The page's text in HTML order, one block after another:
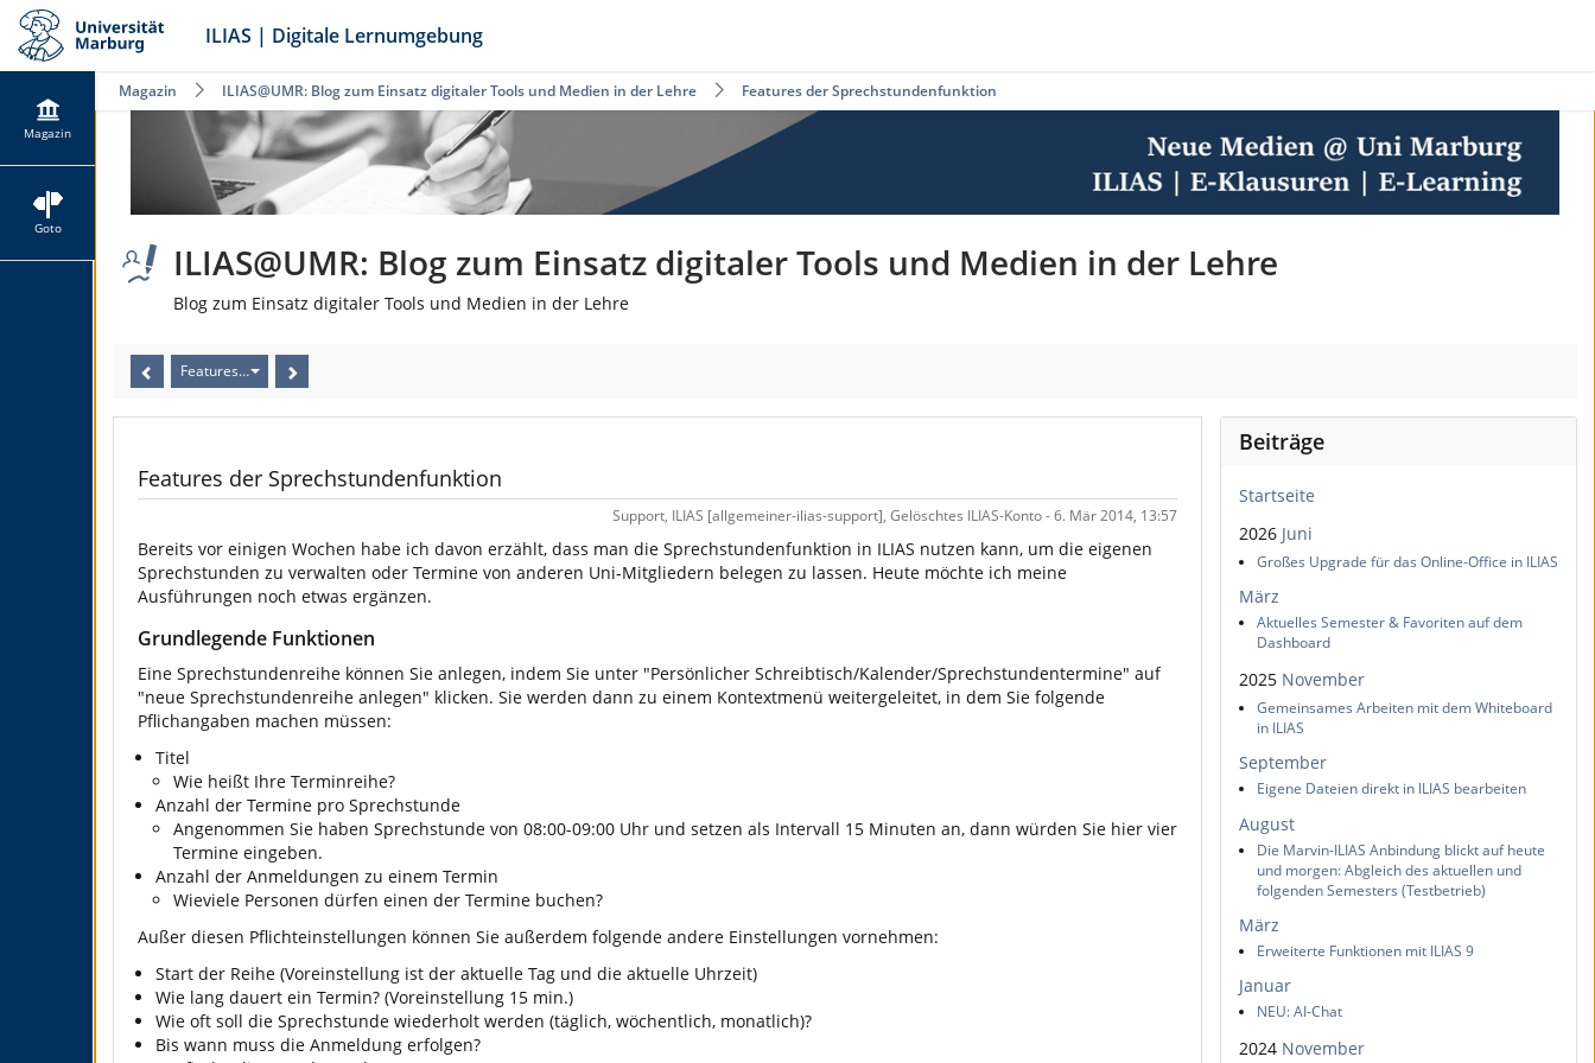
ILIAS | Digitale Lernumgebung
Magazin
Goto
Magazin ILIAS@UMR: Blog zum Einsatz digitaler Tools und Medien in der Lehre Features der Sprechstundenfunktion
ILIAS@UMR: Blog zum Einsatz digitaler Tools und Medien in der Lehre
Blog zum Einsatz digitaler Tools und Medien in der Lehre
Features der Sprechstundenfunktion
Features der Sprechstundenfunktion
Support, ILIAS [allgemeiner-ilias-support], Gelöschtes ILIAS-Konto - 6. Mär 2014, 13:57
Bereits vor einigen Wochen habe ich davon erzählt, dass man die Sprechstundenfunktion in ILIAS nutzen kann, um die eigenen
Sprechstunden zu verwalten oder Termine von anderen Uni-Mitgliedern belegen zu lassen. Heute möchte ich meine
Ausführungen noch etwas ergänzen.
Grundlegende Funktionen
Eine Sprechstundenreihe können Sie anlegen, indem Sie unter "Persönlicher Schreibtisch/Kalender/Sprechstundentermine" auf
"neue Sprechstundenreihe anlegen" klicken. Sie werden dann zu einem Kontextmenü weitergeleitet, in dem Sie folgende
Pflichangaben machen müssen:
Titel
Wie heißt Ihre Terminreihe?
Anzahl der Termine pro Sprechstunde
Angenommen Sie haben Sprechstunde von 08:00-09:00 Uhr und setzen als Intervall 15 Minuten an, dann würden Sie hier vier
Termine eingeben.
Anzahl der Anmeldungen zu einem Termin
Wieviele Personen dürfen einen der Termine buchen?
Außer diesen Pflichteinstellungen können Sie außerdem folgende andere Einstellungen vornehmen:
Start der Reihe (Voreinstellung ist der aktuelle Tag und die aktuelle Uhrzeit)
Wie lang dauert ein Termin? (Voreinstellung 15 min.)
Wie oft soll die Sprechstunde wiederholt werden (täglich, wöchentlich, monatlich)?
Bis wann muss die Anmeldung erfolgen?
Beiträge
Startseite
2026 Juni
Großes Upgrade für das Online-Office in ILIAS
März
Aktuelles Semester & Favoriten auf dem
Dashboard
2025 November
Gemeinsames Arbeiten mit dem Whiteboard
in ILIAS
September
Eigene Dateien direkt in ILIAS bearbeiten
August
Die Marvin-ILIAS Anbindung blickt auf heute
und morgen: Abgleich des aktuellen und
folgenden Semesters (Testbetrieb)
März
Erweiterte Funktionen mit ILIAS 9
Januar
NEU: AI-Chat
2024 November